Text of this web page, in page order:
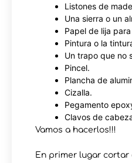
Listones de
Una sierra o un
Papel de lija
Pintura o la
Un trapo que no
Pincel.
Plancha de
Cizalla.
Pegamento
Clavos de
Vamos a hacerlos!!!
En primer lugar